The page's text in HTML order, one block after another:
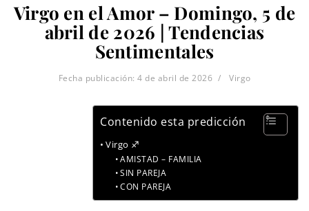
Virgo en el Amor – Domingo, 5 de
abril de 2026 | Tendencias
Sentimentales
Fecha publicación: 4 de abril de 2026 Virgo
Contenido esta predicción
Virgo ♐
AMISTAD – FAMILIA
SIN PAREJA
CON PAREJA